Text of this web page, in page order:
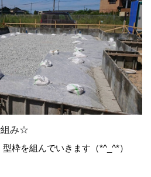
み☆
枠を組んでいきます（*^_^*）